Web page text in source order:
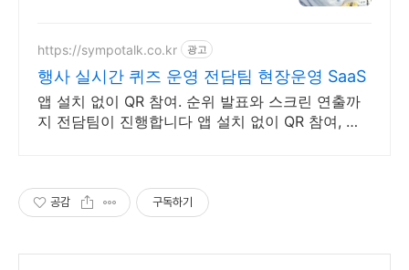
https://sympotalk.co.kr 광고
행사 실시간 퀴즈 운영 전담팀 현장운영 SaaS
앱 설치 없이 QR 참여. 순위 발표와 스크린 연출까
지 전담팀이 진행합니다 앱 설치 없이 QR 참여, 견
공감 구독하기